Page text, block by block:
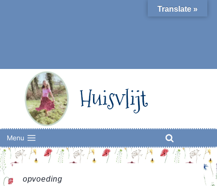
Huisvlijt
Menu
opvoeding
Translate »